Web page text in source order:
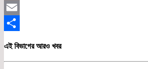
Twitter
Email
এই বিভাগের আরও খবর